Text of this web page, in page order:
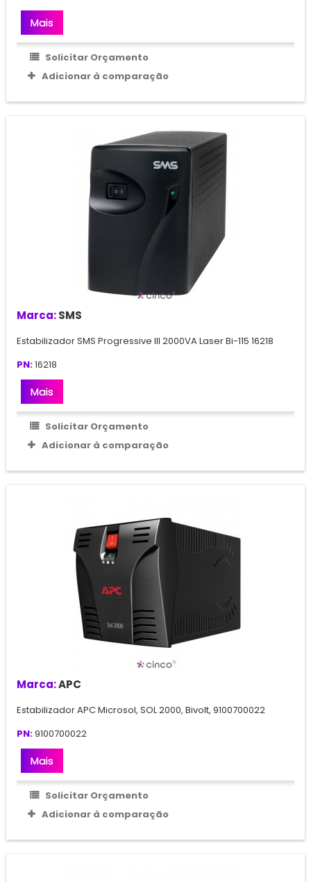
Mais
Solicitar Orçamento
Adicionar à comparação
Marca:SMS
Estabilizador SMS Progressive III 2000VA Laser Bi-115 16218
PN:16218
Mais
Solicitar Orçamento
Adicionar à comparação
Marca:APC
Estabilizador APC Microsol, SOL 2000, Bivolt, 9100700022
PN:9100700022
Mais
Solicitar Orçamento
Adicionar à comparação